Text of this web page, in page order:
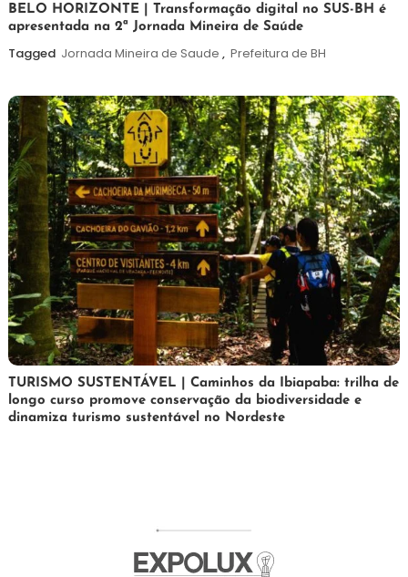
26
de
fevereiro
Maurilio
BELO HORIZONTE | Transformação digital no SUS-BH é
apresentada na 2ª Jornada Mineira de Saúde
Tagged Jornada Mineira de Saude , Prefeitura de BH
24
de
fevereiro
Maurilio
TURISMO SUSTENTÁVEL | Caminhos da Ibiapaba: trilha de
longo curso promove conservação da biodiversidade e
dinamiza turismo sustentável no Nordeste